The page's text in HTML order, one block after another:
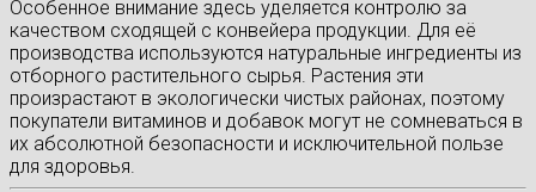
Особенное внимание здесь уделяется контролю за
качеством сходящей с конвейера продукции. Для её
производства используются натуральные ингредиенты из
отборного растительного сырья. Растения эти
произрастают в экологически чистых районах, поэтому
покупатели витаминов и добавок могут не сомневаться в
их абсолютной безопасности и исключительной пользе
для здоровья.